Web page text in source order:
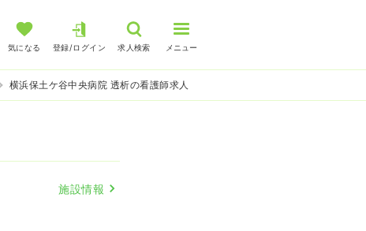
気になる 登録/ログイン 求人検索 メニュー
横浜保土ケ谷中央病院 透析の看護師求人
施設情報